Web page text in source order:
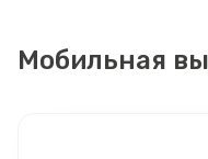
Мобильная